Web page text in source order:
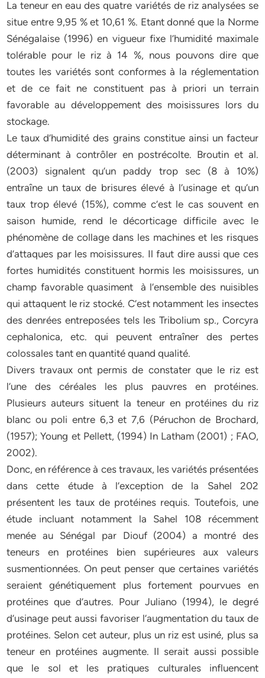
La teneur en eau des quatre variétés de riz analysées se
situe entre 9,95 % et 10,61 %. Etant donné que la Norme
Sénégalaise (1996) en vigueur fixe l’humidité maximale
tolérable pour le riz à 14 %, nous pouvons dire que
toutes les variétés sont conformes à la réglementation
et de ce fait ne constituent pas à priori un terrain
favorable au développement des moisissures lors du
stockage.
Le taux d’humidité des grains constitue ainsi un facteur
déterminant à contrôler en postrécolte. Broutin et al.
(2003) signalent qu’un paddy trop sec (8 à 10%)
entraîne un taux de brisures élevé à l’usinage et qu’un
taux trop élevé (15%), comme c’est le cas souvent en
saison humide, rend le décorticage difficile avec le
phénomène de collage dans les machines et les risques
d’attaques par les moisissures. Il faut dire aussi que ces
fortes humidités constituent hormis les moisissures, un
champ favorable quasiment à l’ensemble des nuisibles
qui attaquent le riz stocké. C’est notamment les insectes
des denrées entreposées tels les Tribolium sp., Corcyra
cephalonica, etc. qui peuvent entraîner des pertes
colossales tant en quantité quand qualité.
Divers travaux ont permis de constater que le riz est
l’une des céréales les plus pauvres en protéines.
Plusieurs auteurs situent la teneur en protéines du riz
blanc ou poli entre 6,3 et 7,6 (Péruchon de Brochard,
(1957); Young et Pellett, (1994) In Latham (2001) ; FAO,
2002).
Donc, en référence à ces travaux, les variétés présentées
dans cette étude à l’exception de la Sahel 202
présentent les taux de protéines requis. Toutefois, une
étude incluant notamment la Sahel 108 récemment
menée au Sénégal par Diouf (2004) a montré des
teneurs en protéines bien supérieures aux valeurs
susmentionnées. On peut penser que certaines variétés
seraient génétiquement plus fortement pourvues en
protéines que d’autres. Pour Juliano (1994), le degré
d’usinage peut aussi favoriser l’augmentation du taux de
protéines. Selon cet auteur, plus un riz est usiné, plus sa
teneur en protéines augmente. Il serait aussi possible
que le sol et les pratiques culturales influencent